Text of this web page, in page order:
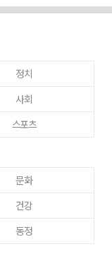
정치
사회
스포츠
문화
건강
동정